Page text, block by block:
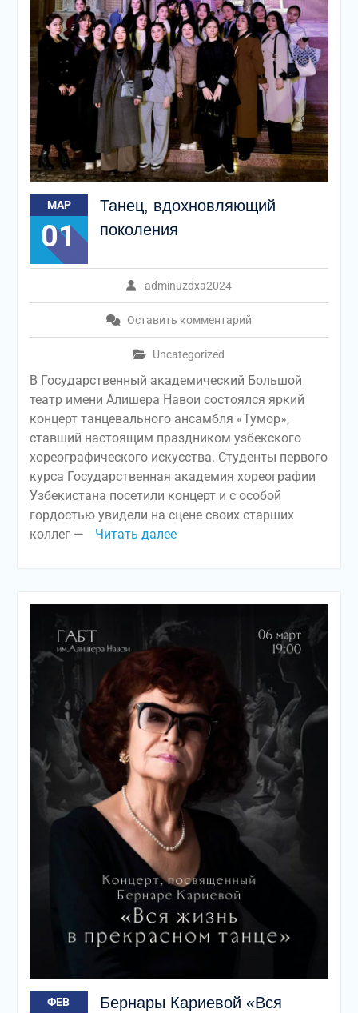
МАР
01
Танец, вдохновляющий
поколения
adminuzdxa2024
Оставить комментарий
Uncategorized
В Государственный академический Большой
театр имени Алишера Навои состоялся яркий
концерт танцевального ансамбля «Тумор»,
ставший настоящим праздником узбекского
хореографического искусства. Студенты первого
курса Государственная академия хореографии
Узбекистана посетили концерт и с особой
гордостью увидели на сцене своих старших
коллег —
Читать далее
ФЕВ
Бернары Кариевой «Вся